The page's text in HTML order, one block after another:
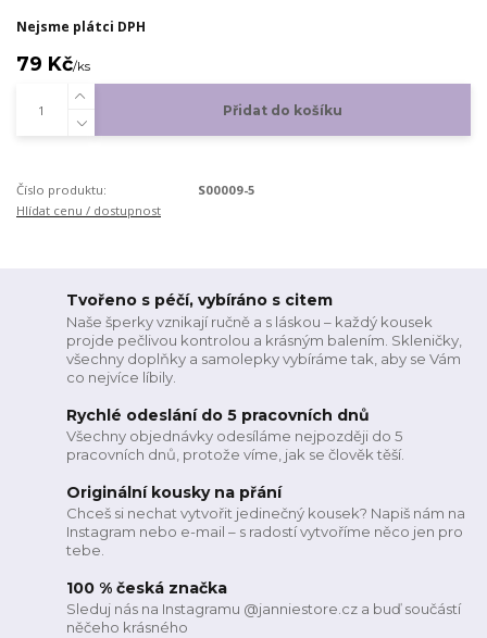
Nejsme plátci DPH
79 Kč/ks
Přidat do košíku
Číslo produktu:
S00009-5
Hlídat cenu / dostupnost
Tvořeno s péčí, vybíráno s citem
Naše šperky vznikají ručně a s láskou – každý kousek
projde pečlivou kontrolou a krásným balením. Skleničky,
všechny doplňky a samolepky vybíráme tak, aby se Vám
co nejvíce líbily.
Rychlé odeslání do 5 pracovních dnů
Všechny objednávky odesíláme nejpozději do 5
pracovních dnů, protože víme, jak se člověk těší.
Originální kousky na přání
Chceš si nechat vytvořit jedinečný kousek? Napiš nám na
Instagram nebo e-mail – s radostí vytvoříme něco jen pro
tebe.
100 % česká značka
Sleduj nás na Instagramu @janniestore.cz a buď součástí
něčeho krásného